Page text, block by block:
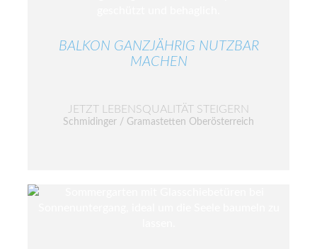
BALKON GANZJÄHRIG NUTZBAR
MACHEN
JETZT LEBENSQUALITÄT STEIGERN
Schmidinger / Gramastetten Oberösterreich